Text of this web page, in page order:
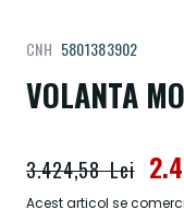
VOLANTA
CNH 5801383902
3.424,58 Lei
Acest articol se
la
începutul
galeriei
imagini